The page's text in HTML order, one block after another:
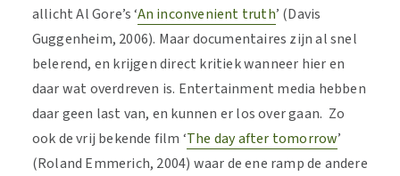
allicht Al Gore’s ‘An inconvenient truth’ (Davis
Guggenheim, 2006). Maar documentaires zijn al snel
belerend, en krijgen direct kritiek wanneer hier en
daar wat overdreven is. Entertainment media hebben
daar geen last van, en kunnen er los over gaan. Zo
ook de vrij bekende film ‘The day after tomorrow’
(Roland Emmerich, 2004) waar de ene ramp de andere